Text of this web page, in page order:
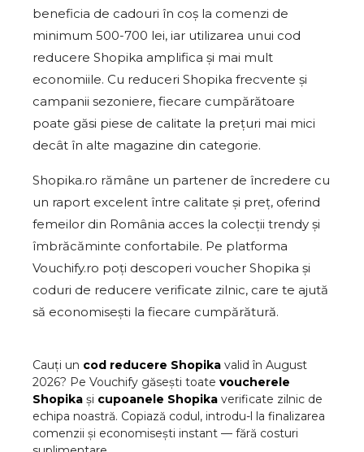
beneficia de cadouri în coș la comenzi de
minimum 500-700 lei, iar utilizarea unui cod
reducere Shopika amplifica și mai mult
economiile. Cu reduceri Shopika frecvente și
campanii sezoniere, fiecare cumpărătoare
poate găsi piese de calitate la prețuri mai mici
decât în alte magazine din categorie.
Shopika.ro rămâne un partener de încredere cu
un raport excelent între calitate și preț, oferind
femeilor din România acces la colecții trendy și
îmbrăcăminte confortabile. Pe platforma
Vouchify.ro poți descoperi voucher Shopika și
coduri de reducere verificate zilnic, care te ajută
să economisești la fiecare cumpărătură.
Cauți un cod reducere Shopika valid în August
2026? Pe Vouchify găsești toate voucherele
Shopika și cupoanele Shopika verificate zilnic de
echipa noastră. Copiază codul, introdu-l la finalizarea
comenzii și economisești instant — fără costuri